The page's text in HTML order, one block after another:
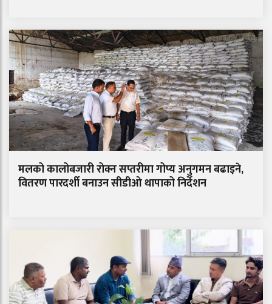
मलको कालोबजारी रोक्न सप्तरीमा गोप्य अनुगमन बढाइने,
वितरण पारदर्शी बनाउन सीडीओ थापाको निर्देशन